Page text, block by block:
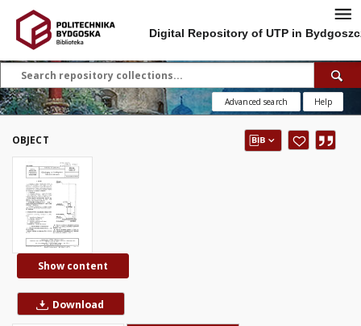
Digital Repository of UTP in
Advanced search Help
OBJECT
Show content
Download